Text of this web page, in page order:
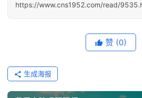
https://www.cns1952.com/read/
赞 (0)
生成海报